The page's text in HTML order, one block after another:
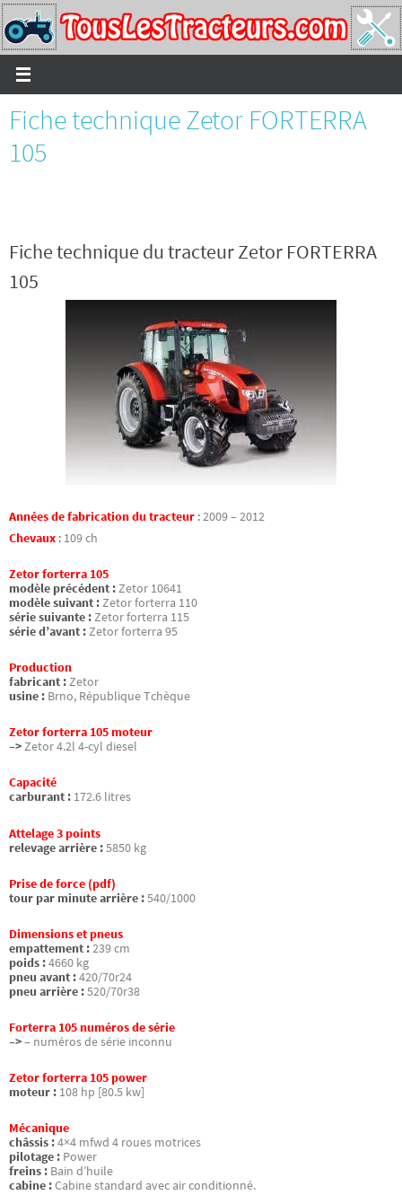
Passer
vers
le
contenu
Fiche technique Zetor FORTERRA
105
Fiche technique du tracteur Zetor FORTERRA
105
Années de fabrication du tracteur :2009 – 2012
Chevaux : 109 ch
Zetor forterra 105
modèle précédent :Zetor 10641
modèle suivant :Zetor forterra 110
série suivante :Zetor forterra 115
série d’avant :Zetor forterra 95
Production
fabricant :Zetor
usine : Brno, République Tchèque
Zetor forterra 105 moteur
–>Zetor 4.2l 4-cyl diesel
Capacité
carburant : 172.6 litres
Attelage 3 points
relevage arrière :5850 kg
Prise de force (pdf)
tour par minute arrière :540/1000
Dimensions et pneus
empattement :239 cm
poids :4660 kg
pneu avant :420/70r24
pneu arrière :520/70r38
Forterra 105 numéros de série
–>– numéros de série inconnu
Zetor forterra 105 power
moteur : 108 hp [80.5 kw]
Mécanique
châssis :4×4 mfwd 4 roues motrices
pilotage : Power
freins : Bain d’huile
cabine :Cabine standard avec air conditionné.